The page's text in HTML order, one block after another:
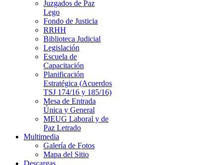
Juzgados de Paz
Lego
Fondo de Justicia
RRHH
Biblioteca Judicial
Legislación
Escuela de
Capacitación
Planificación
Estratégica (Acuerdos
TSJ 174/16 y 185/16)
Mesa de Entrada
Única y General
MEUG Laboral y de
Paz Letrado
Multimedia
Galería de Fotos
Mapa del Sitio
Descargas